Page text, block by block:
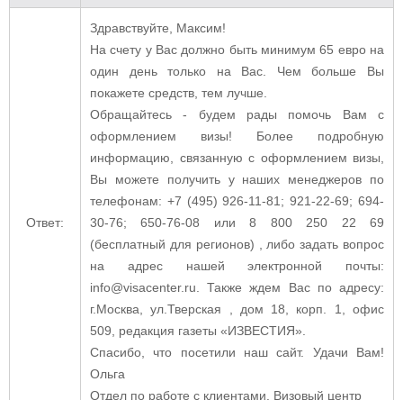
Ответ:
Здравствуйте, Максим!
На счету у Вас должно быть минимум 65 евро на
один день только на Вас. Чем больше Вы
покажете средств, тем лучше.
Обращайтесь - будем рады помочь Вам с
оформлением визы! Более подробную
информацию, связанную с оформлением визы,
Вы можете получить у наших менеджеров по
телефонам: +7 (495) 926-11-81; 921-22-69; 694-
30-76; 650-76-08 или 8 800 250 22 69
(бесплатный для регионов) , либо задать вопрос
на адрес нашей электронной почты:
info@visacenter.ru. Также ждем Вас по адресу:
г.Москва, ул.Тверская , дом 18, корп. 1, офис
509, редакция газеты «ИЗВЕСТИЯ».
Спасибо, что посетили наш сайт. Удачи Вам!
Ольга
Отдел по работе с клиентами. Визовый центр